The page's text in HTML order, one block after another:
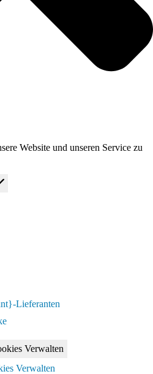
Website und unseren Service zu
Lieferanten
Verwalten
Verwalten